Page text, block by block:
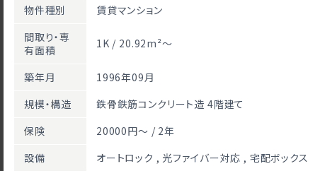
物件種別
賃貸マンション
間取り・専
有面積
1K / 20.92m²～
築年月
1996年09月
規模・構造
鉄骨鉄筋コンクリート造 4階建て
保険
20000円～ / 2年
設備
オートロック , 光ファイバー対応 , 宅配ボックス